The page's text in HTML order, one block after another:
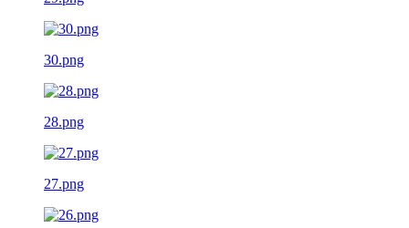
30.png
28.png
27.png